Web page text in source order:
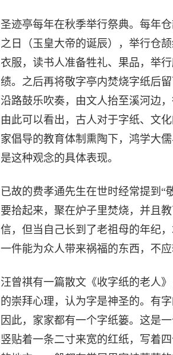
圣迹亭每年在秋季举行祭典。每年
之日（玉皇大帝的诞辰），举行仓
衣服，读书人准备牲礼、果品，举
绩。之后再将敬字亭内焚烧字纸后
沿路鼓乐吹奏，由文人抬至溪河边
由此可以看出，古人对于字纸、文
家倡导的教育体制熏陶下，鸿学大
是这种观念的具体表现。
已故的费孝通先生在世时经常提到“
要拾起来，聚在炉子里焚烧，并且
信，但当自己长到了老祖母的年纪
一件能为众人带来祸福的东西，不
汪曾祺有一篇散文《收字纸的老人
的崇拜心理，认为字是神圣的。有
因此，家家都有一个字纸篓。这是
竖贴着一条二寸来宽的红纸，写着